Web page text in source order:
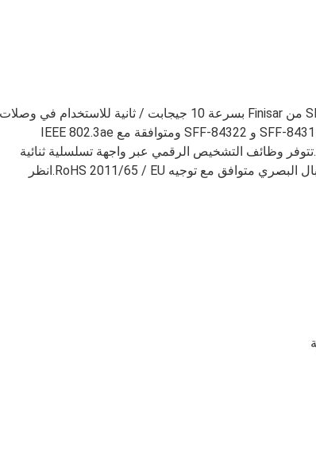
تم تصميم أجهزة الإرسال والاستقبال SFP + FTLX2471DC0xx من Finisar بسرعة 10 جيجابت / ثانية للاستخدام في وصلات
الألياف أحادية الوضع CWDM بسرعة 10 كم.إنها متوافقة مع SFF-84311 و SFF-84322 ومتوافقة مع IEEE 802.3ae
10GBASELR / LW3 و 10G Fibre Channel 1200-SM-LL-L4.تتوفر وظائف التشخيص الرقمي عبر واجهة تسلسلية ثنائية
الأسلاك ، كما هو محدد في SFF-84725.جهاز الإرسال والاستقبال البصري متوافق مع توجيه RoHS 2011/65 / EU.انظر